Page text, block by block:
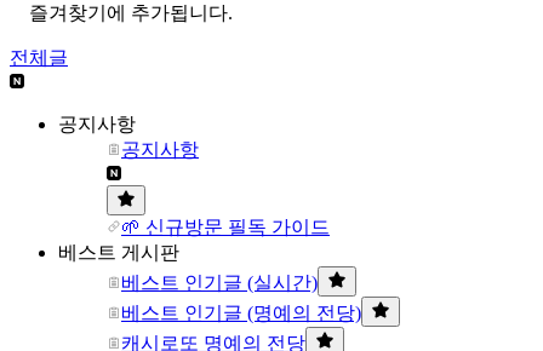
즐겨찾기에 추가됩니다.
전체글
공지사항
공지사항
🌱 신규방문 필독 가이드
베스트 게시판
베스트 인기글 (실시간)
베스트 인기글 (명예의 전당)
캐시로또 명예의 전당